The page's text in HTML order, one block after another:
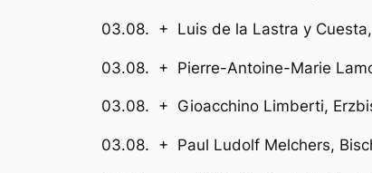
03.08. + Luis de la Lastra y
03.08. + Pierre-Antoine-Marie
03.08. + Gioacchino
03.08. + Paul Ludolf